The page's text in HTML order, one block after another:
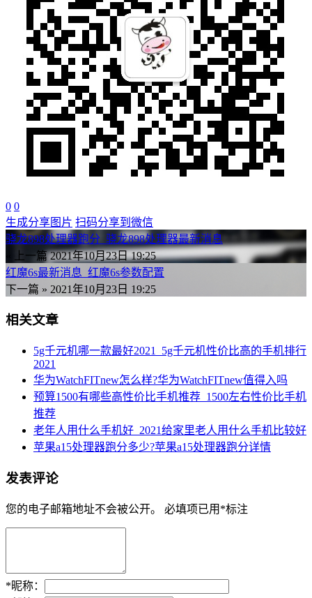
0 0
生成分享图片 扫码分享到微信
骁龙898处理器跑分_骁龙898处理器最新消息
« 上一篇 2021年10月23日 19:25
红魔6s最新消息_红魔6s参数配置
下一篇 » 2021年10月23日 19:25
相关文章
5g千元机哪一款最好2021_5g千元机性价比高的手机排行
2021
华为WatchFITnew怎么样?华为WatchFITnew值得入吗
预算1500有哪些高性价比手机推荐_1500左右性价比手机
推荐
老年人用什么手机好_2021给家里老人用什么手机比较好
苹果a15处理器跑分多少?苹果a15处理器跑分详情
发表评论
您的电子邮箱地址不会被公开。 必填项已用 *标注
*昵称：